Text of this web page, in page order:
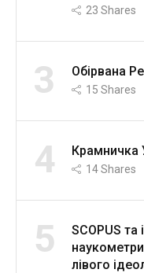
23 Shares
3 Обірвана
15 Shares
4 14Shares
5
SCOPUS та
лівого